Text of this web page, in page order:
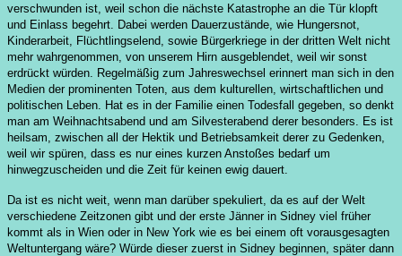
verschwunden ist, weil schon die nächste Katastrophe an die Tür klopft
und Einlass begehrt. Dabei werden Dauerzustände, wie Hungersnot,
Kinderarbeit, Flüchtlingselend, sowie Bürgerkriege in der dritten Welt nicht
mehr wahrgenommen, von unserem Hirn ausgeblendet, weil wir sonst
erdrückt würden. Regelmäßig zum Jahreswechsel erinnert man sich in den
Medien der prominenten Toten, aus dem kulturellen, wirtschaftlichen und
politischen Leben. Hat es in der Familie einen Todesfall gegeben, so denkt
man am Weihnachtsabend und am Silvesterabend derer besonders. Es ist
heilsam, zwischen all der Hektik und Betriebsamkeit derer zu Gedenken,
weil wir spüren, dass es nur eines kurzen Anstoßes bedarf um
hinwegzuscheiden und die Zeit für keinen ewig dauert.
Da ist es nicht weit, wenn man darüber spekuliert, da es auf der Welt
verschiedene Zeitzonen gibt und der erste Jänner in Sidney viel früher
kommt als in Wien oder in New York wie es bei einem oft vorausgesagten
Weltuntergang wäre? Würde dieser zuerst in Sidney beginnen, später dann